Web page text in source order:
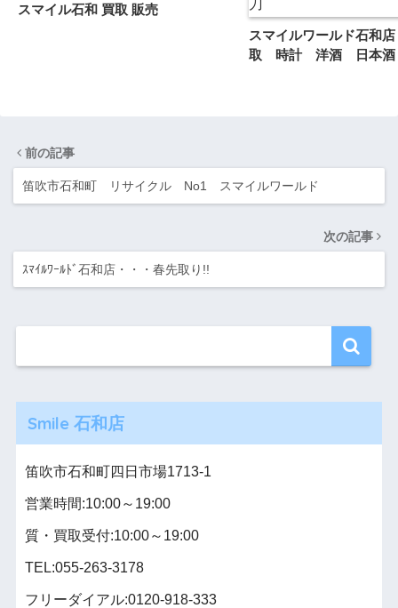
スマイル石和 買取 販売
スマイルワールド石和
取 時計 洋酒 日本
前の記事
笛吹市石和町 リサイクル No1 スマイルワールド
次の記事
ｽﾏｲﾙﾜｰﾙﾄﾞ石和店・・・春先取り!!
Smile 石和店
笛吹市石和町四日市場1713-1
営業時間:10:00～19:00
質・買取受付:10:00～19:00
TEL:055-263-3178
フリーダイアル:0120-918-333